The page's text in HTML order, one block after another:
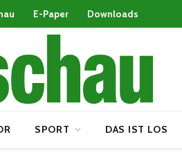
E-Paper Downloads
SPORT DAS IST LOS